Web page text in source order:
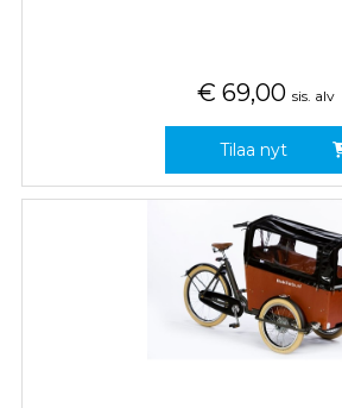
€ 69,00 sis. alv
Tilaa nyt